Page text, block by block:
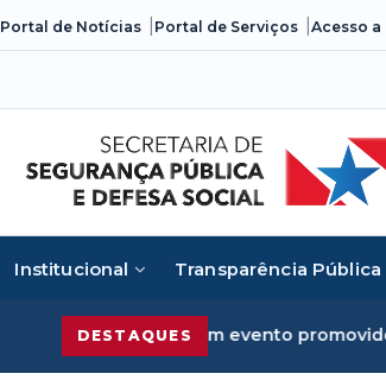
Portal de Notícias Portal de Serviços Acesso
Institucional Transparência Pública
DESTAQUES
em evento promovido pelo